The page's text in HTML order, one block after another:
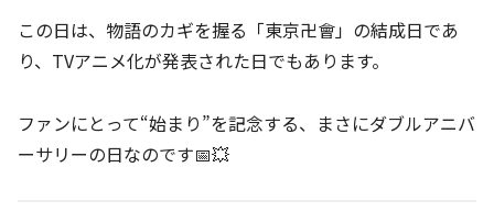
この日は、物語のカギを握る「東京卍會」の結成日であ
り、TVアニメ化が発表された日でもあります。
ファンにとって“始まり”を記念する、まさにダブルアニバ
ーサリーの日なのです📅💥